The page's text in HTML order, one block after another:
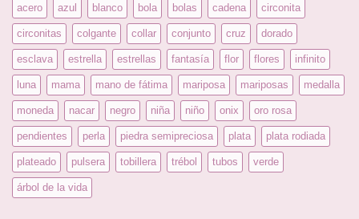
acero azul blanco bola bolas cadena circonita
circonitas colgante collar conjunto cruz dorado
esclava estrella estrellas fantasía flor flores infinito
luna mama mano de fátima mariposa mariposas medalla
moneda nacar negro niña niño onix oro rosa
pendientes perla piedra semipreciosa plata plata rodiada
plateado pulsera tobillera trébol tubos verde
árbol de la vida